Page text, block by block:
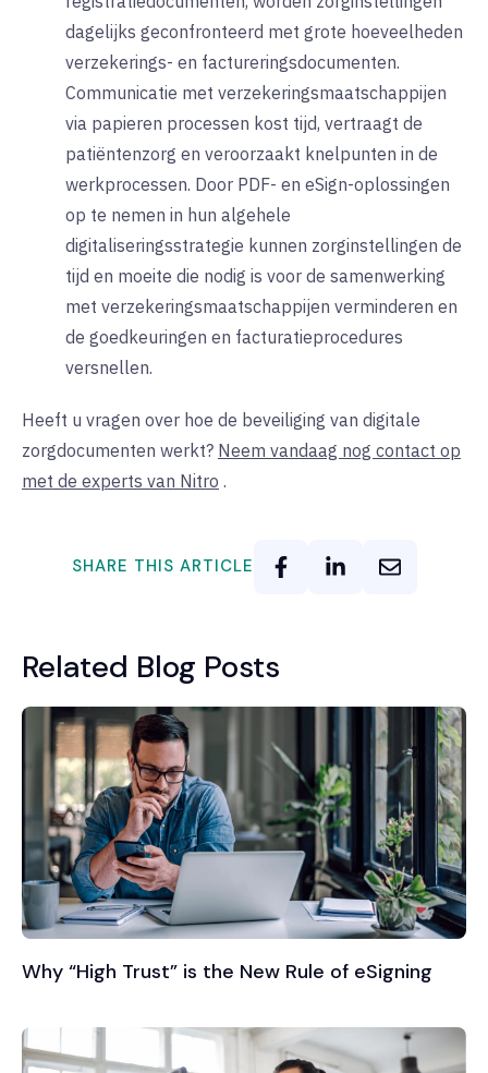
dagelijks geconfronteerd met grote hoeveelheden
verzekerings- en factureringsdocumenten.
Communicatie met verzekeringsmaatschappijen
via papieren processen kost tijd, vertraagt de
patiëntenzorg en veroorzaakt knelpunten in de
werkprocessen. Door PDF- en eSign-oplossingen
op te nemen in hun algehele
digitaliseringsstrategie kunnen zorginstellingen de
tijd en moeite die nodig is voor de samenwerking
met verzekeringsmaatschappijen verminderen en
de goedkeuringen en facturatieprocedures
versnellen.
Heeft u vragen over hoe de beveiliging van digitale
zorgdocumenten werkt? Neem vandaag nog contact op
met de experts van Nitro .
SHARE THIS ARTICLE
Related Blog Posts
Why “High Trust” is the New Rule of eSigning